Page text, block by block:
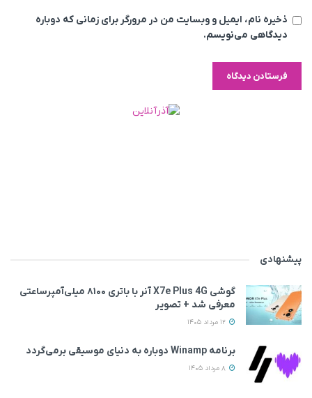
ذخیره نام، ایمیل و وبسایت من در مرورگر برای زمانی که دوباره
دیدگاهی می‌نویسم.
پیشنهادی
گوشی X7e Plus 4G آنر با باتری ۸۱۰۰ میلی‌آمپرساعتی
معرفی شد + تصویر
برنامه Winamp دوباره به دنیای موسیقی برمی‌گردد